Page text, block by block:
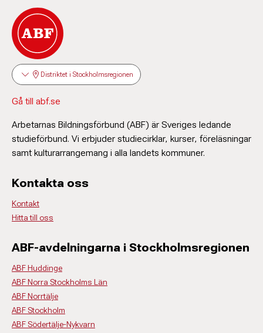
Distriktet i Stockholmsregionen
Gå till abf.se
Arbetarnas Bildningsförbund (ABF) är Sveriges ledande
studieförbund. Vi erbjuder studiecirklar, kurser, föreläsningar
samt kulturarrangemang i alla landets kommuner.
Kontakta oss
Kontakt
Hitta till oss
ABF-avdelningarna i Stockholmsregionen
ABF Huddinge
ABF Norra Stockholms Län
ABF Norrtälje
ABF Stockholm
ABF Södertälje-Nykvarn